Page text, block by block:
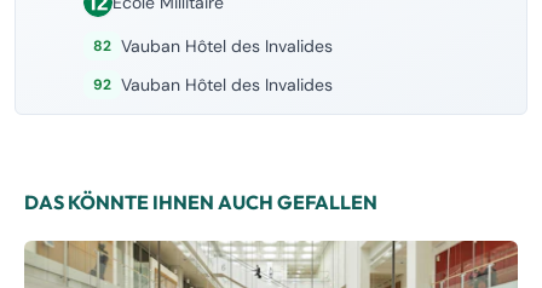
82 Vauban Hôtel des Invalides
92 Vauban Hôtel des Invalides
DAS KÖNNTE IHNEN AUCH GEFALLEN